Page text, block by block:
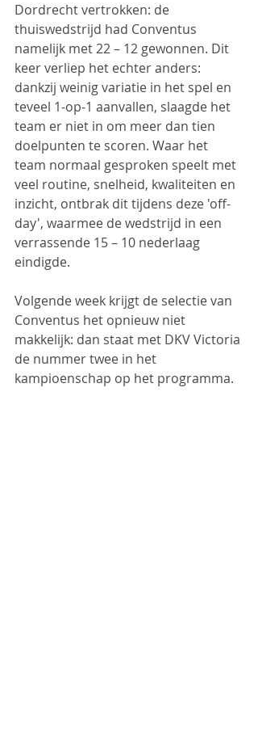
Dordrecht vertrokken: de
thuiswedstrijd had Conventus
namelijk met 22 – 12 gewonnen. Dit
keer verliep het echter anders:
dankzij weinig variatie in het spel en
teveel 1-op-1 aanvallen, slaagde het
team er niet in om meer dan tien
doelpunten te scoren. Waar het
team normaal gesproken speelt met
veel routine, snelheid, kwaliteiten en
inzicht, ontbrak dit tijdens deze 'off-
day', waarmee de wedstrijd in een
verrassende 15 – 10 nederlaag
eindigde.
Volgende week krijgt de selectie van
Conventus het opnieuw niet
makkelijk: dan staat met DKV Victoria
de nummer twee in het
kampioenschap op het programma.